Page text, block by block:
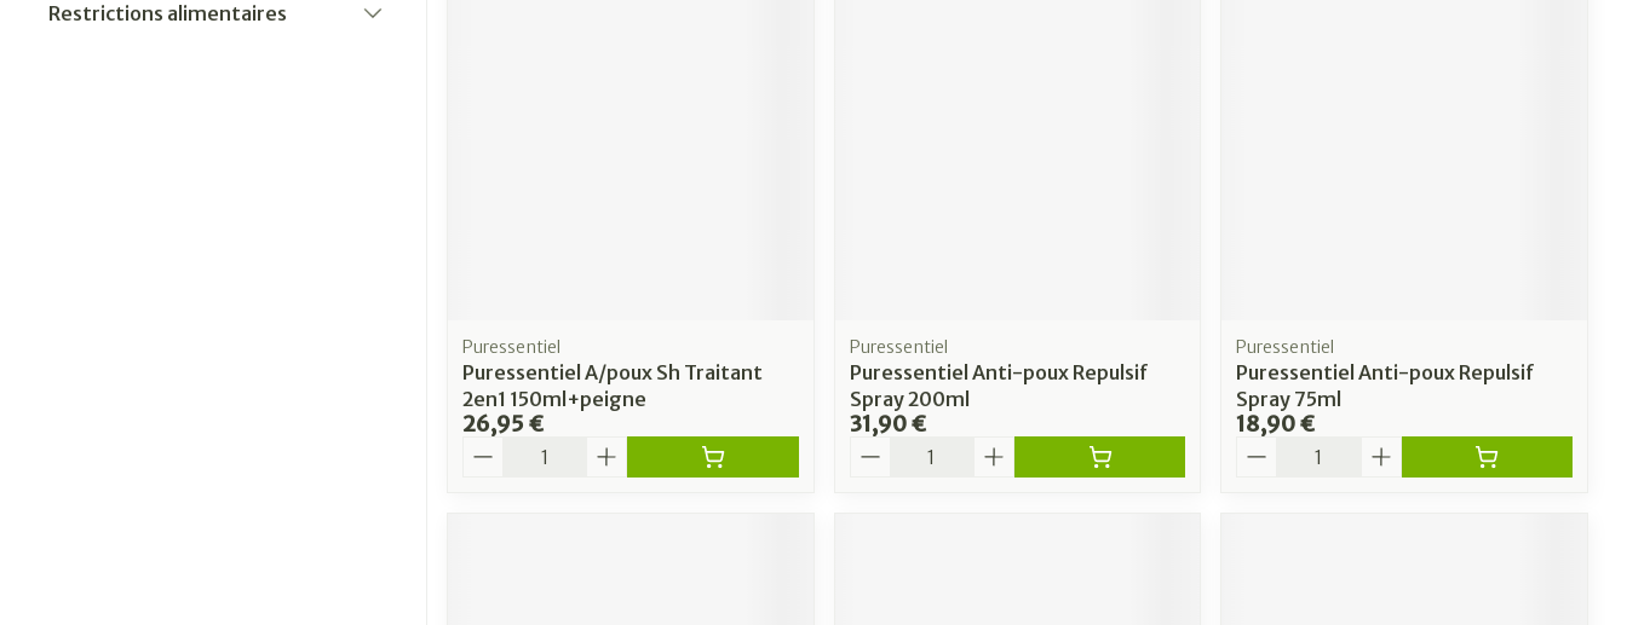
Restrictions alimentaires
Puressentiel
Puressentiel A/poux Sh Traitant
2en1 150ml+peigne
26,95 €
Quantité
Puressentiel
Puressentiel Anti-poux Repulsif
Spray 200ml
31,90 €
Quantité
Puressentiel
Puressentiel Anti-poux Repulsif
Spray 75ml
18,90 €
Quantité